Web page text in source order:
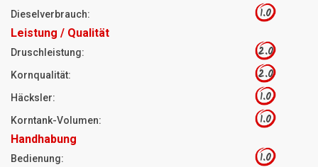
Dieselverbrauch: 1.0
Leistung / Qualität
Druschleistung: 2.0
Kornqualität: 2.0
Häcksler: 1.0
Korntank-Volumen: 1.0
Handhabung
Bedienung: 1.0